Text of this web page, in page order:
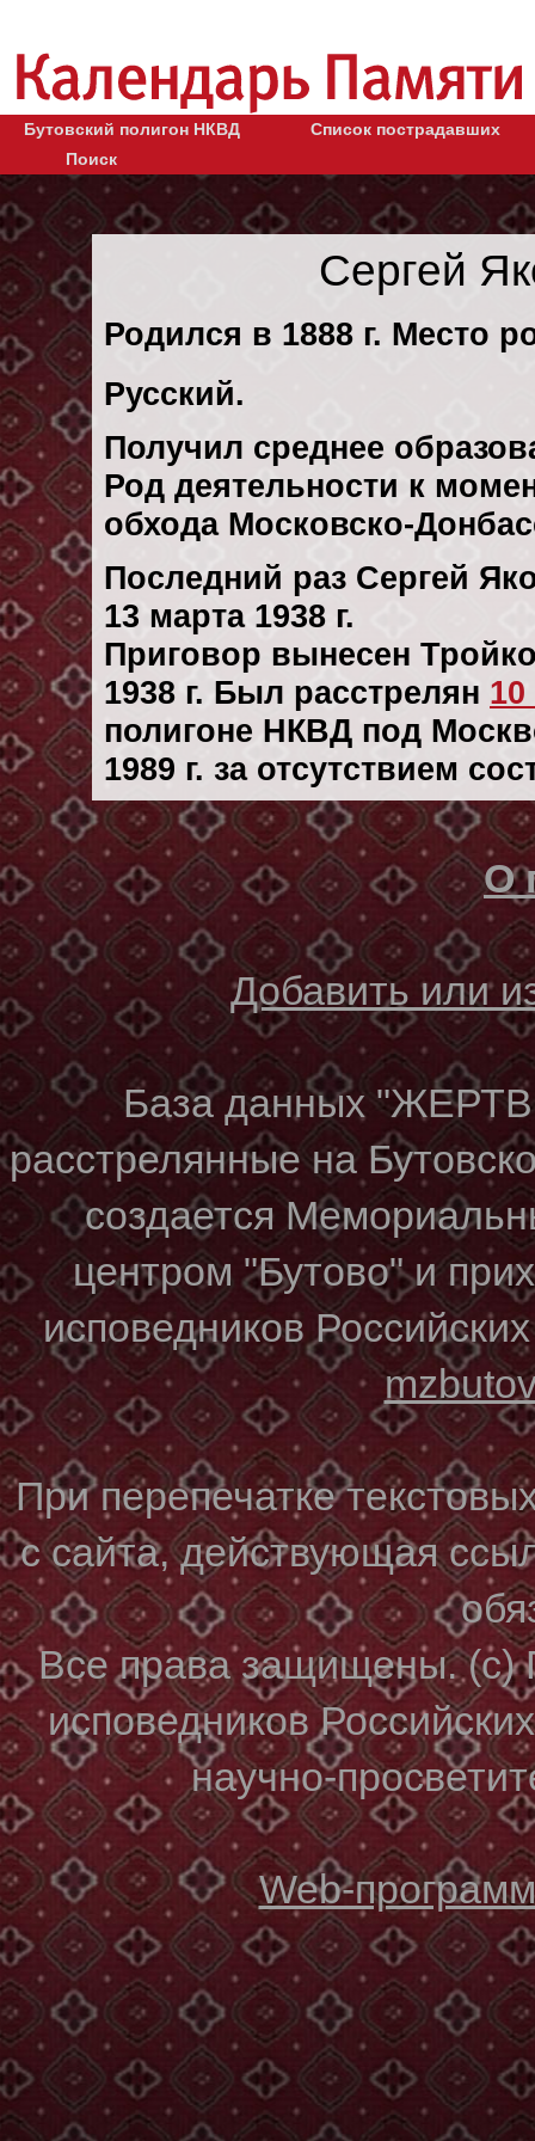
Бутовский полигон НКВД
Список пострадавших
Поиск
Сергей
Родился в 1888 г. Место
Русский.
Получил среднее
Род деятельности к
обхода Московско-
Последний раз Сергей
13 марта 1938 г.
Приговор вынесен
1938 г. Был расстрелян 10
полигоне НКВД под
1989 г. за отсутствием
О
Добавить или
База данных
расстрелянные на
создается
центром "Бутово" и
исповедников
При перепечатке
с сайта, действующая
Все права защищены. (с)
исповедников
научно-
Web-